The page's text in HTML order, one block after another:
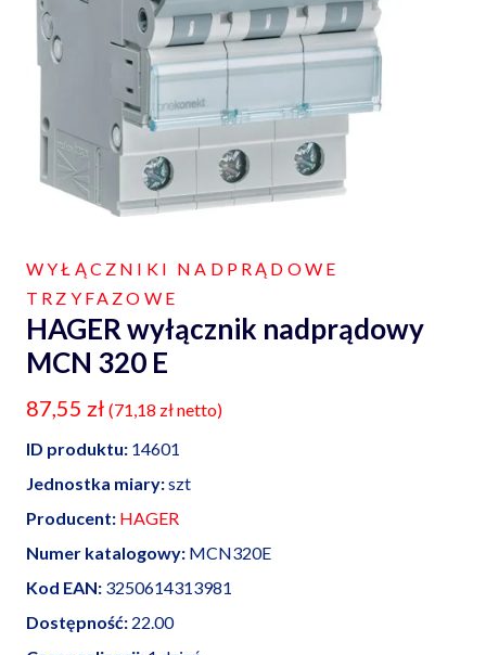
WYŁĄCZNIKI NADPRĄDOWE
TRZYFAZOWE
HAGER wyłącznik nadprądowy
MCN 320 E
87,55 zł (71,18 złnetto)
ID produktu: 14601
Jednostka miary:szt
Producent: HAGER
Numer katalogowy: MCN320E
Kod EAN: 3250614313981
Dostępność: 22.00